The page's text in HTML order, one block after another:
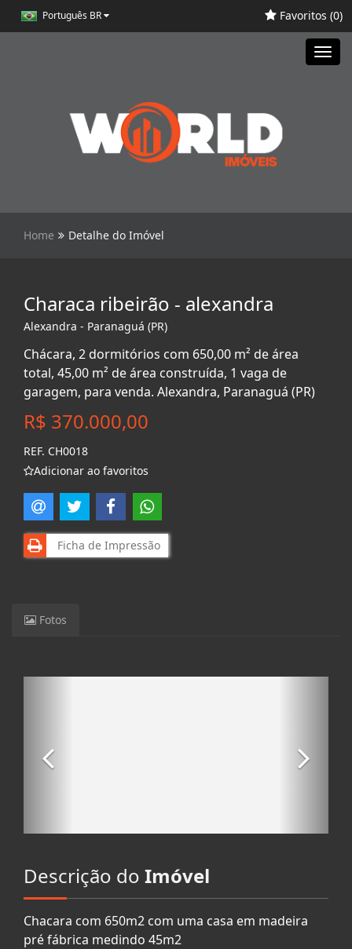
Português BR Favoritos (0)
Home Detalhe do Imóvel
Characa ribeirão - alexandra
Alexandra - Paranaguá (PR)
Chácara, 2 dormitórios com 650,00 m² de área
total, 45,00 m² de área construída, 1 vaga de
garagem, para venda. Alexandra, Paranaguá (PR)
R$ 370.000,00
REF. CH0018
Adicionar ao favoritos
Ficha de Impressão
Fotos
Descrição do Imóvel
Chacara com 650m2 com uma casa em madeira
pré fábrica medindo 45m2